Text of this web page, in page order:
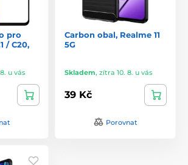
pro
/ C20,
u vás
Carbon obal, Realme 11
5G
Skladem, zítra 10. 8. u vás
39 Kč
Porovnat